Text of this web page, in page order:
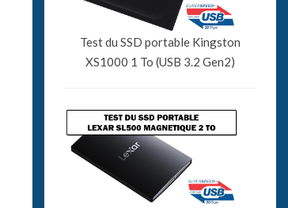
Test du SSD portable Kingston
XS1000 1 To (USB 3.2 Gen2)